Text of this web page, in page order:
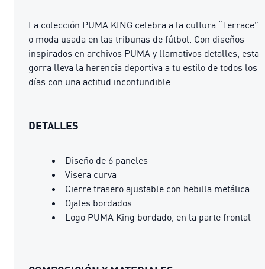
La colección PUMA KING celebra a la cultura “Terrace”
o moda usada en las tribunas de fútbol. Con diseños
inspirados en archivos PUMA y llamativos detalles, esta
gorra lleva la herencia deportiva a tu estilo de todos los
días con una actitud inconfundible.
DETALLES
Diseño de 6 paneles
Visera curva
Cierre trasero ajustable con hebilla metálica
Ojales bordados
Logo PUMA King bordado, en la parte frontal